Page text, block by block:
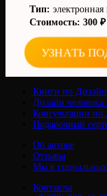
Тип: электронная
Стоимость: 300 ₽
УЗНАТЬ
Книги по
Дизайн
Консультации по
Подарочный
Об авторе
Отзывы
Мы в социальных
Контакты